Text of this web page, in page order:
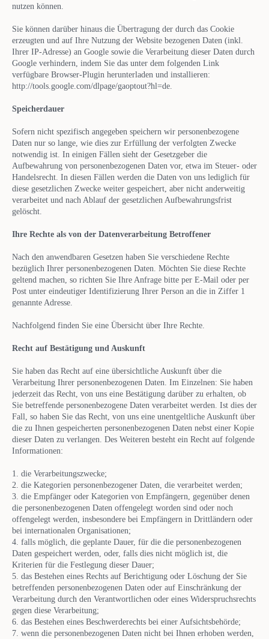
nutzen können.
Sie können darüber hinaus die Übertragung der durch das Cookie
erzeugten und auf Ihre Nutzung der Website bezogenen Daten (inkl.
Ihrer IP-Adresse) an Google sowie die Verarbeitung dieser Daten durch
Google verhindern, indem Sie das unter dem folgenden Link
verfügbare Browser-Plugin herunterladen und installieren:
http://tools.google.com/dlpage/gaoptout?hl=de.
Speicherdauer
Sofern nicht spezifisch angegeben speichern wir personenbezogene
Daten nur so lange, wie dies zur Erfüllung der verfolgten Zwecke
notwendig ist. In einigen Fällen sieht der Gesetzgeber die
Aufbewahrung von personenbezogenen Daten vor, etwa im Steuer- oder
Handelsrecht. In diesen Fällen werden die Daten von uns lediglich für
diese gesetzlichen Zwecke weiter gespeichert, aber nicht anderweitig
verarbeitet und nach Ablauf der gesetzlichen Aufbewahrungsfrist
gelöscht.
Ihre Rechte als von der Datenverarbeitung Betroffener
Nach den anwendbaren Gesetzen haben Sie verschiedene Rechte
bezüglich Ihrer personenbezogenen Daten. Möchten Sie diese Rechte
geltend machen, so richten Sie Ihre Anfrage bitte per E-Mail oder per
Post unter eindeutiger Identifizierung Ihrer Person an die in Ziffer 1
genannte Adresse.
Nachfolgend finden Sie eine Übersicht über Ihre Rechte.
Recht auf Bestätigung und Auskunft
Sie haben das Recht auf eine übersichtliche Auskunft über die
Verarbeitung Ihrer personenbezogenen Daten. Im Einzelnen: Sie haben
jederzeit das Recht, von uns eine Bestätigung darüber zu erhalten, ob
Sie betreffende personenbezogene Daten verarbeitet werden. Ist dies der
Fall, so haben Sie das Recht, von uns eine unentgeltliche Auskunft über
die zu Ihnen gespeicherten personenbezogenen Daten nebst einer Kopie
dieser Daten zu verlangen. Des Weiteren besteht ein Recht auf folgende
Informationen:
1. die Verarbeitungszwecke;
2. die Kategorien personenbezogener Daten, die verarbeitet werden;
3. die Empfänger oder Kategorien von Empfängern, gegenüber denen
die personenbezogenen Daten offengelegt worden sind oder noch
offengelegt werden, insbesondere bei Empfängern in Drittländern oder
bei internationalen Organisationen;
4. falls möglich, die geplante Dauer, für die die personenbezogenen
Daten gespeichert werden, oder, falls dies nicht möglich ist, die
Kriterien für die Festlegung dieser Dauer;
5. das Bestehen eines Rechts auf Berichtigung oder Löschung der Sie
betreffenden personenbezogenen Daten oder auf Einschränkung der
Verarbeitung durch den Verantwortlichen oder eines Widerspruchsrechts
gegen diese Verarbeitung;
6. das Bestehen eines Beschwerderechts bei einer Aufsichtsbehörde;
7. wenn die personenbezogenen Daten nicht bei Ihnen erhoben werden,